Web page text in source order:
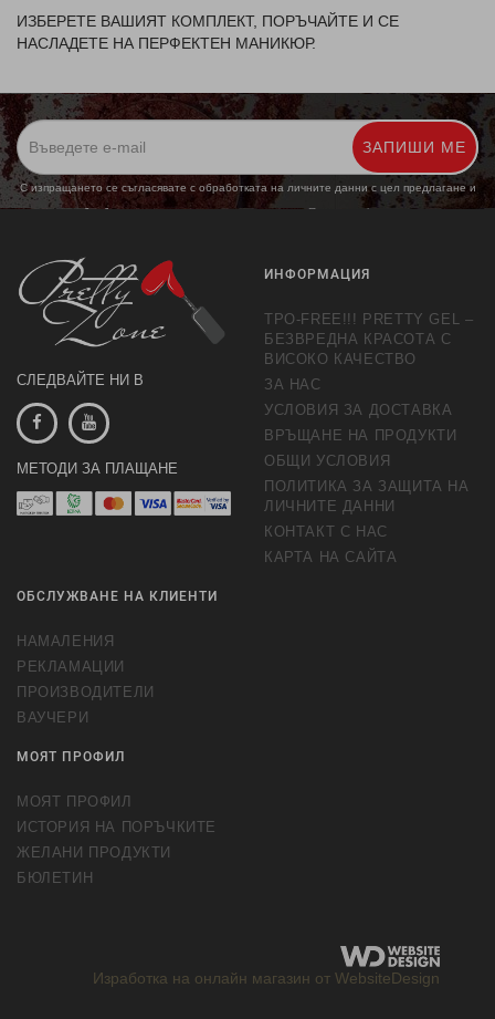
ИЗБЕРЕТЕ ВАШИЯТ КОМПЛЕКТ, ПОРЪЧАЙТЕ И СЕ
НАСЛАДЕТЕ НА ПЕРФЕКТЕН МАНИКЮР.
ЗАПИШИ МЕ
С изпращането се съгласявате с обработката на личните данни с цел предлагане и
обработка на маркетингови предложения. Повече информация
СЛЕДВАЙТЕ НИ В
МЕТОДИ ЗА ПЛАЩАНЕ
ИНФОРМАЦИЯ
TPO-FREE!!! PRETTY GEL –
БЕЗВРЕДНА КРАСОТА С
ВИСОКО КАЧЕСТВО
ЗА НАС
УСЛОВИЯ ЗА ДОСТАВКА
ВРЪЩАНЕ НА ПРОДУКТИ
ОБЩИ УСЛОВИЯ
ПОЛИТИКА ЗА ЗАЩИТА НА
ЛИЧНИТЕ ДАННИ
КОНТАКТ С НАС
КАРТА НА САЙТА
ОБСЛУЖВАНЕ НА КЛИЕНТИ
НАМАЛЕНИЯ
РЕКЛАМАЦИИ
ПРОИЗВОДИТЕЛИ
ВАУЧЕРИ
МОЯТ ПРОФИЛ
МОЯТ ПРОФИЛ
ИСТОРИЯ НА ПОРЪЧКИТЕ
ЖЕЛАНИ ПРОДУКТИ
БЮЛЕТИН
Изработка на онлайн магазин от WebsiteDesign